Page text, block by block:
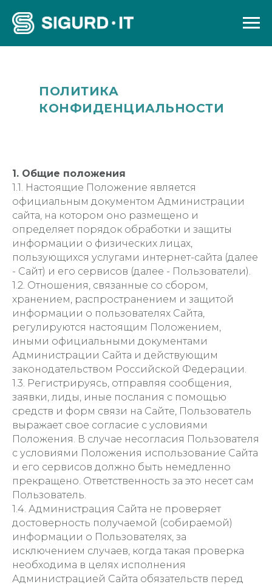
ПОЛИТИКА
КОНФИДЕНЦИАЛЬНОСТИ
1. Общие положения
1.1. Настоящие Положение является
официальным документом Администрации
сайта, на котором оно размещено и
определяет порядок обработки и защиты
информации о физических лицах,
пользующихся услугами интернет-сайта (далее
- Сайт) и его сервисов (далее - Пользователи).
1.2. Отношения, связанные со сбором,
хранением, распространением и защитой
информации о пользователях Сайта,
регулируются настоящим Положением,
иными официальными документами
Администрации Сайта и действующим
законодательством Российской Федерации.
1.3. Регистрируясь, отправляя сообщения,
заявки, лиды, иные послания с помощью
средств и форм связи на Сайте, Пользователь
выражает свое согласие с условиями
Положения. В случае несогласия Пользователя
с условиями Положения использование Сайта
и его сервисов должно быть немедленно
прекращено. Ответственность за это несет сам
Пользователь.
1.4. Администрация Сайта не проверяет
достоверность получаемой (собираемой)
информации о Пользователях, за
исключением случаев, когда такая проверка
необходима в целях исполнения
Администрацией Сайта обязательств перед